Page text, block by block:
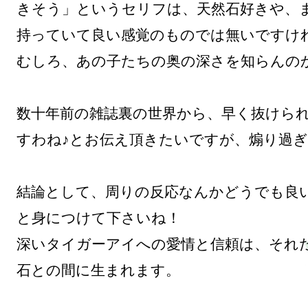
きそう」というセリフは、天然石好きや、
持っていて良い感覚のものでは無いですけ
むしろ、あの子たちの奥の深さを知らんの
数十年前の雑誌裏の世界から、早く抜けら
すわね♪とお伝え頂きたいですが、煽り過
結論として、周りの反応なんかどうでも良
と身につけて下さいね！
深いタイガーアイへの愛情と信頼は、それ
石との間に生まれます。